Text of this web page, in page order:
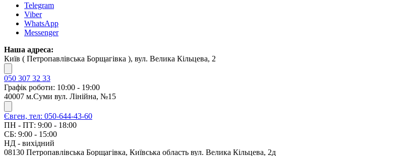
Telegram
Viber
WhatsApp
Messenger
Наша адреса:
Київ ( Петропавлівська Борщагівка ), вул. Велика Кільцева, 2
050 307 32 33
Графік роботи: 10:00 - 19:00
40007 м.Суми вул. Лінійна, №15
Євген, тел: 050-644-43-60
ПН - ПТ: 9:00 - 18:00
СБ: 9:00 - 15:00
НД - вихідний
08130 Петропавлівська Борщагівка, Київська область вул. Велика Кільцева, 2д